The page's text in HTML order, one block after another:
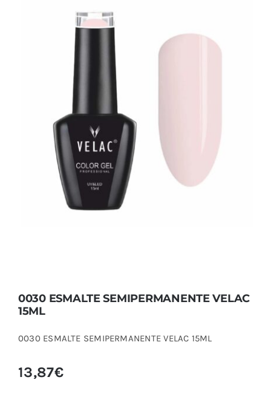
0030 ESMALTE SEMIPERMANENTE VELAC
15ML
0030 ESMALTE SEMIPERMANENTE VELAC
15ML
0030 ESMALTE SEMIPERMANENTE VELAC 15ML
13,87€